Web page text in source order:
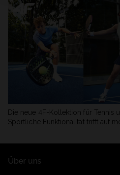
Die neue 4F-Kollektion für Tennis
Sportliche Funktionalität trifft auf
Über uns